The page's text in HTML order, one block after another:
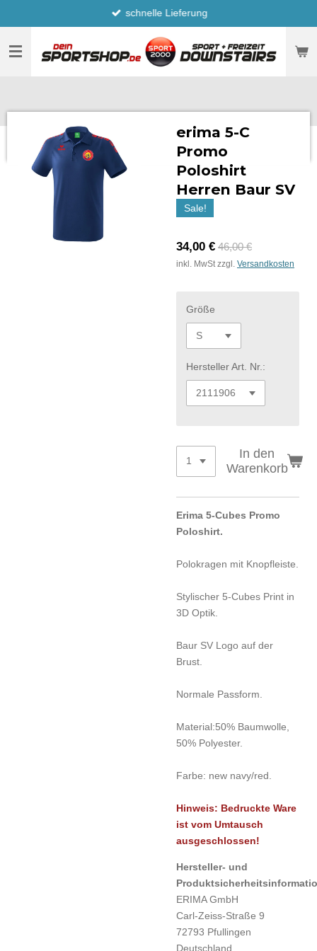
Hauptinhalt
springen
schnelle Lieferung
erima 5-C
Promo
Poloshirt
Herren Baur SV
Sale!
34,00 € 46,00 €
inkl. MwSt zzgl. Versandkosten
Größe
Hersteller Art. Nr.:
In den
Warenkorb
Erima 5-Cubes Promo
Poloshirt.
Polokragen mit Knopfleiste.
Stylischer 5-Cubes Print in
3D Optik.
Baur SV Logo auf der
Brust.
Normale Passform.
Material:50% Baumwolle,
50% Polyester.
Farbe: new navy/red.
Hinweis: Bedruckte Ware
ist vom Umtausch
ausgeschlossen!
Hersteller- und
ERIMA GmbH
Carl-Zeiss-Straße 9
72793 Pfullingen
Deutschland